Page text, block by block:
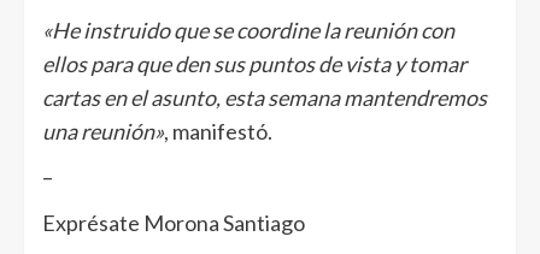
«He instruido que se coordine la reunión con
ellos para que den sus puntos de vista y tomar
cartas en el asunto, esta semana mantendremos
una reunión», manifestó.
–
Exprésate Morona Santiago